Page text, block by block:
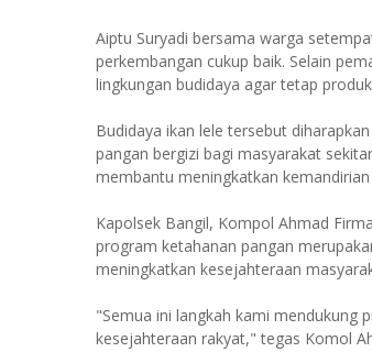
Aiptu Suryadi bersama warga
perkembangan cukup baik. Selain
lingkungan budidaya agar tetap
Budidaya ikan lele tersebut
pangan bergizi bagi masyarakat
membantu meningkatkan
Kapolsek Bangil, Kompol Ahmad
program ketahanan pangan
meningkatkan kesejahteraan
"Semua ini langkah kami mendukung
kesejahteraan rakyat," tegas Komol